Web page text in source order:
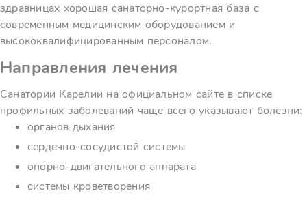
здравницах хорошая санаторно-курортная база с
современным медицинским оборудованием и
высококвалифицированным персоналом.
Направления лечения
Санатории Карелии на официальном сайте в списке
профильных заболеваний чаще всего указывают болезни:
органов дыхания
сердечно-сосудистой системы
опорно-двигательного аппарата
системы кроветворения